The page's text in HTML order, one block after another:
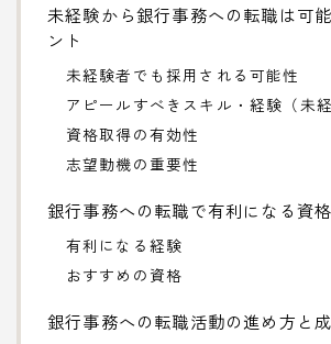
未経験から銀行事務への転職は可
ント
未経験者でも採用される可能性
アピールすべきスキル・経験（未
資格取得の有効性
志望動機の重要性
銀行事務への転職で有利になる資
有利になる経験
おすすめの資格
銀行事務への転職活動の進め方と